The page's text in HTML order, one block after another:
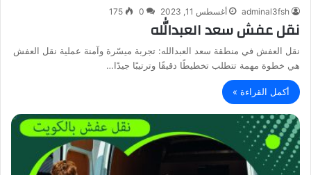
adminal3fsh أغسطس 11, 2023 0
175
نقل عفش سعد العبدالله
نقل العفش في منطقة سعد العبدالله: تجربة ميسّرة وآمنة عملية نقل العفش
هي خطوة مهمة تتطلب تخطيطًا دقيقًا وترتيبًا جيدًا…
أكمل القراءة »